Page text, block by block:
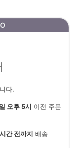
다.
오후 5시 이전 주문
간 전까지 배송